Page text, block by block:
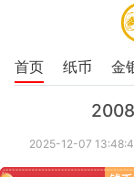
首页 纸币 金
2025-12-07